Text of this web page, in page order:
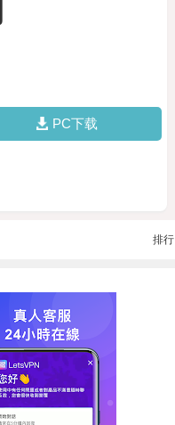
PC下载
排行